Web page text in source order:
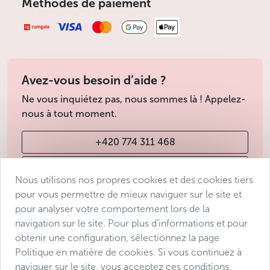
50 % du prix sera appliquée
Annulation à partir du 27 décembre : la totalité du
prix sera facturée
Méthodes de paiement
Avez-vous besoin d’aide ?
Ne vous inquiétez pas, nous sommes là ! Appelez-
nous à tout moment.
+420 774 311 468
Conditions de vente
Protection des données
Déclaration d’accessibilité
Manage consent
Nous utilisons nos propres cookies et des cookies tiers
pour vous permettre de mieux naviguer sur le site et
pour analyser votre comportement lors de la
navigation sur le site. Pour plus d’informations et pour
obtenir une configuration, sélectionnez la page
Politique en matière de cookies. Si vous continuez à
naviguer sur le site, vous acceptez ces conditions.